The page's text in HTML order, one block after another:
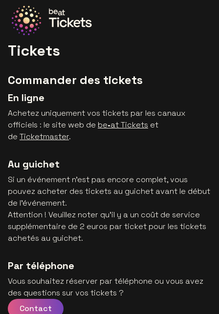
Tickets
Commander des tickets
En ligne
Achetez uniquement vos tickets par les canaux
officiels : le site web de be•at Tickets et
de Ticketmaster.
Au guichet
Si un événement n'est pas encore complet, vous
pouvez acheter des tickets au guichet avant le début
de l'événement.
Attention ! Veuillez noter qu’il y a un coût de service
supplémentaire de 2 euros par ticket pour les tickets
achetés au guichet.
Par téléphone
Vous souhaitez réserver par téléphone ou vous avez
des questions sur vos tickets ?
Contact